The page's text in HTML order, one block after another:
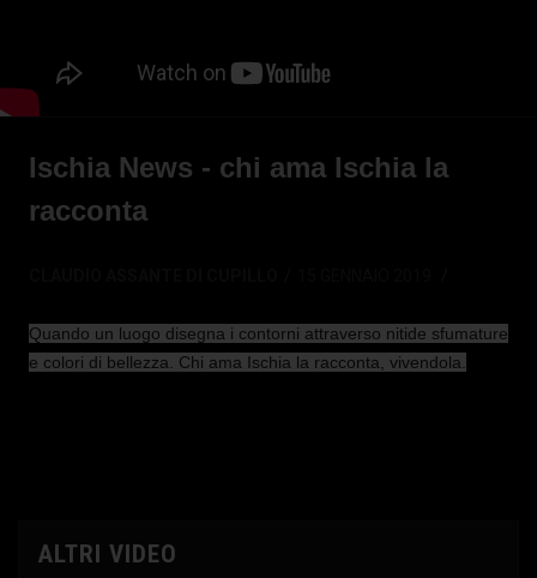
Ischia News - chi ama Ischia la
racconta
Quando un luogo disegna i contorni attraverso nitide sfumature
e colori di bellezza. Chi ama Ischia la racconta, vivendola.
ALTRI VIDEO